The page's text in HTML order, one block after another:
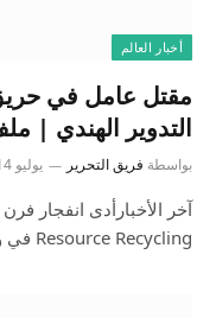
أخبار العالم
مقتل عامل في
التدوير الهندي |
بواسطة فريق التحرير يوليو 14, 2026
Resource Recycling في ولاية تاميل نادو الهندية، مما أسفر…